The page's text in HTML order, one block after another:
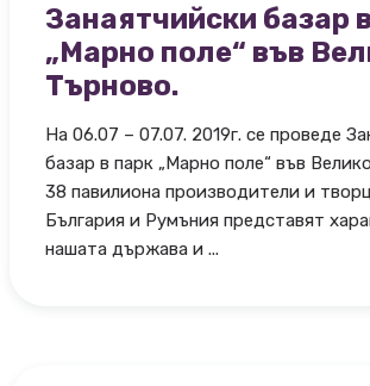
Занаятчийски базар
„Марно поле“ във
Търново.
На 06.07 – 07.07. 2019г. се проведе
базар в парк „Марно поле“ във
38 павилиона производители и
България и Румъния представят
нашата държава и ...